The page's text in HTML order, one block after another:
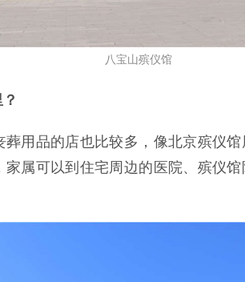
八宝山殡仪馆
用品的店也比较多，像北京殡仪
家属可以到住宅周边的医院、殡仪